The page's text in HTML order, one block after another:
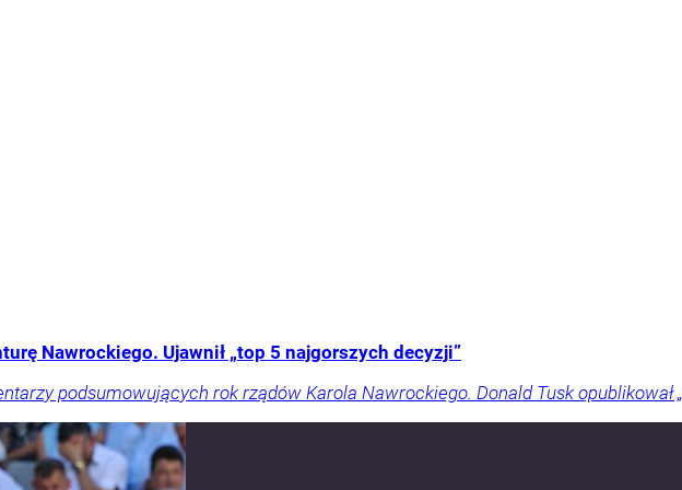
Nawrockiego. Ujawnił „top 5 najgorszych decyzji”
podsumowujących rok rządów Karola Nawrockiego. Donald Tusk opublikował